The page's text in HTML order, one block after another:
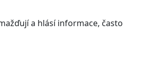
a hlásí informace, často